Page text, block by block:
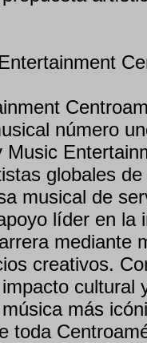
número
Music
globales
musical de
líder en la
mediante
creativos.
cultural
más
toda